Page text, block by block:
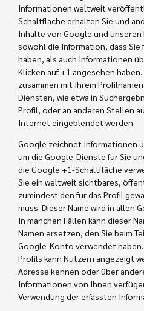
Informationen weltweit
Schaltfläche erhalten Sie und
Inhalte von Google und
sowohl die Information, dass
haben, als auch Informationen
Klicken auf +1 angesehen
zusammen mit Ihrem
Diensten, wie etwa in
Profil, oder an anderen Stellen
Internet eingeblendet werden.
Google zeichnet Informationen
um die Google-Dienste für Sie
die Google +1-Schaltfläche
Sie ein weltweit sichtbares,
zumindest den für das Profil
muss. Dieser Name wird in allen
In manchen Fällen kann dieser
Namen ersetzen, den Sie beim
Google-Konto verwendet
Profils kann Nutzern angezeigt
Adresse kennen oder über
Informationen von Ihnen
Verwendung der erfassten